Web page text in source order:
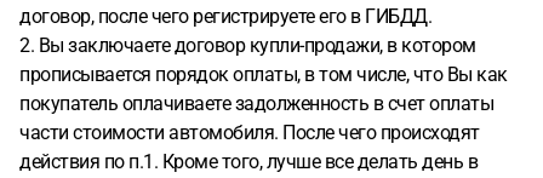
договор, после чего регистрируете его в ГИБДД.
2. Вы заключаете договор купли-продажи, в котором
прописывается порядок оплаты, в том числе, что Вы как
покупатель оплачиваете задолженность в счет оплаты
части стоимости автомобиля. После чего происходят
действия по п.1. Кроме того, лучше все делать день в